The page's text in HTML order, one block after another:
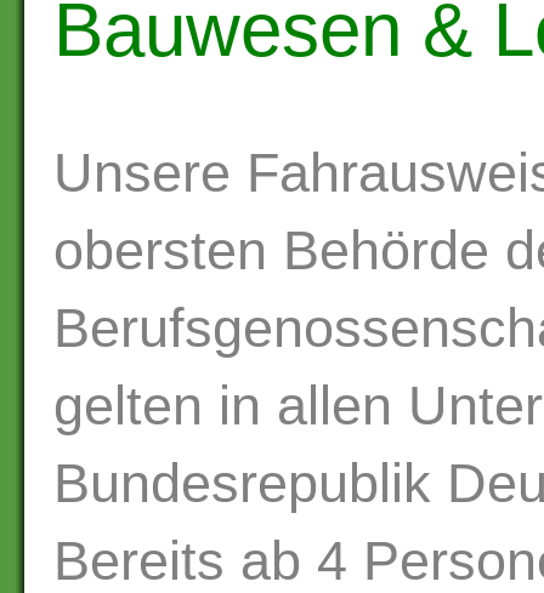
Bauwesen &
Unsere
obersten Behörde
gelten in allen
Bundesrepublik
Bereits ab 4